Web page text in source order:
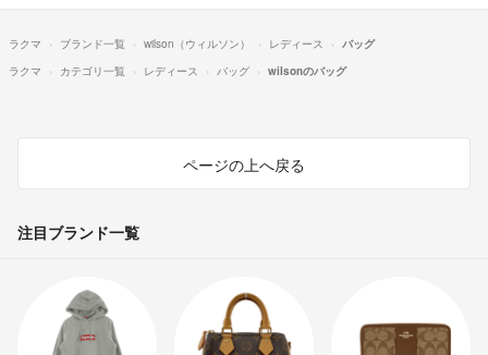
ラクマ ブランド一覧 wilson（ウィルソン） レディース
バッグ
ラクマ
カテゴリ一覧 レディース バッグ wilsonのバッグ
ページの上へ戻る
注目ブランド一覧